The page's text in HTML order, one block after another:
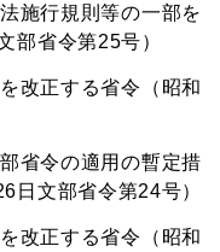
施行規則等の一部を
部省令第25号）
改正する省令（昭和
省令の適用の暫定措
日文部省令第24号）
改正する省令（昭和